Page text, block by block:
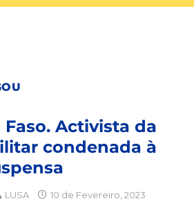
Activista da
condenada à
LUSA 10 de Fevereiro, 2023